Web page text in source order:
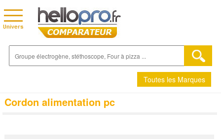
Toutes les Marques
Cordon alimentation pc